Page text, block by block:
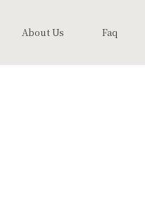
About Us Faq